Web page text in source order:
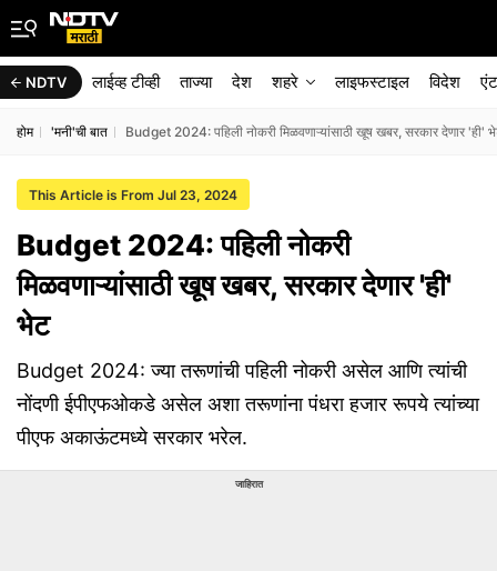
NDTV लाईव्ह टीव्ही ताज्या देश शहरे लाइफस्टाइल विदेश
होम 'मनी'ची बात Budget 2024: पहिली नोकरी मिळवणाऱ्यांसाठी खूष खबर, सरकार देणार 'ही'
This Article is From Jul 23, 2024
Budget 2024: पहिली नोकरी
मिळवणाऱ्यांसाठी खूष खबर, सरकार देणार 'ही'
भेट
Budget 2024: ज्या तरूणांची पहिली नोकरी असेल आणि त्यांची
नोंदणी ईपीएफओकडे असेल अशा तरूणांना पंधरा हजार रूपये त्यांच्या
पीएफ अकाऊंटमध्ये सरकार भरेल.
जाहिरात